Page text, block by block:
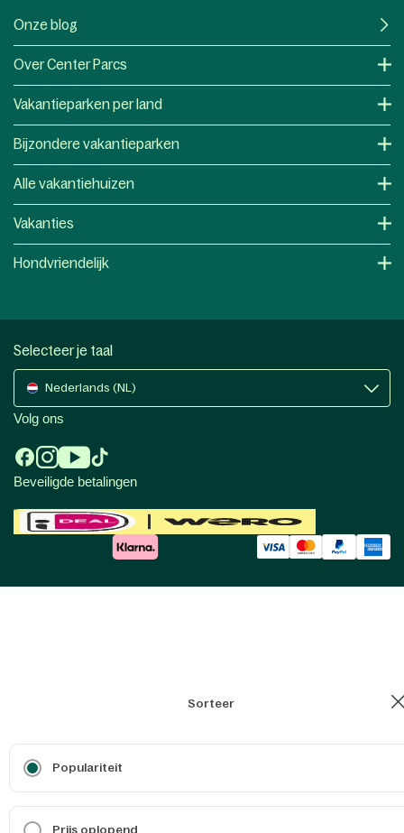
Sorteer
Populariteit
Prijs oplopend
Onze blog
Over Center Parcs
Vakantieparken per land
Bijzondere vakantieparken
Alle vakantiehuizen
Vakanties
Hondvriendelijk
Selecteer je taal
Nederlands (NL)
Volg ons
Beveiligde betalingen